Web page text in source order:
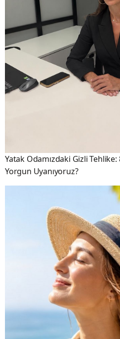
Yatak Odamızdaki Gizli
Yorgun Uyanıyoruz?